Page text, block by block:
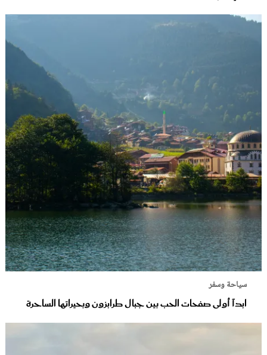
سياحة وسفر
ابدآ أولى صفحات الحب بين جبال طرابزون وبحيراتها الساحرة